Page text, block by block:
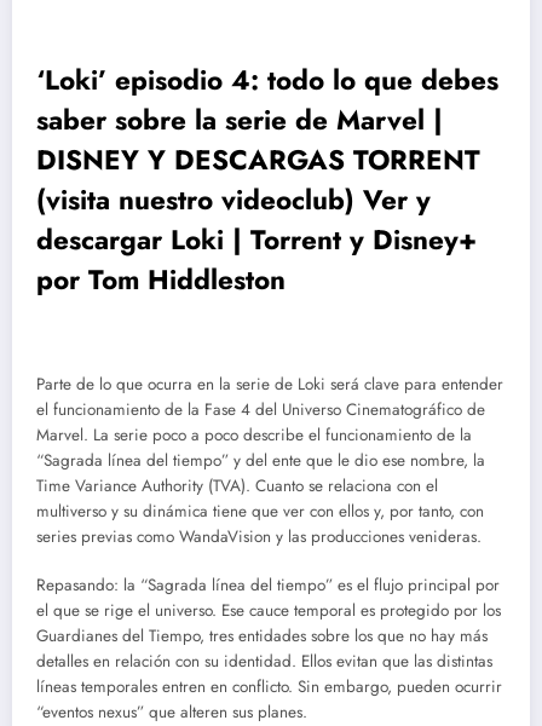
‘Loki’ episodio 4: todo lo que debes
saber sobre la serie de Marvel |
DISNEY Y DESCARGAS TORRENT
(visita nuestro videoclub) Ver y
descargar Loki | Torrent y Disney+
por Tom Hiddleston
Parte de lo que ocurra en la serie de Loki será clave para entender
el funcionamiento de la Fase 4 del Universo Cinematográfico de
Marvel. La serie poco a poco describe el funcionamiento de la
“Sagrada línea del tiempo” y del ente que le dio ese nombre, la
Time Variance Authority (TVA). Cuanto se relaciona con el
multiverso y su dinámica tiene que ver con ellos y, por tanto, con
series previas como WandaVision y las producciones venideras.
Repasando: la “Sagrada línea del tiempo” es el flujo principal por
el que se rige el universo. Ese cauce temporal es protegido por los
Guardianes del Tiempo, tres entidades sobre los que no hay más
detalles en relación con su identidad. Ellos evitan que las distintas
líneas temporales entren en conflicto. Sin embargo, pueden ocurrir
“eventos nexus” que alteren sus planes.